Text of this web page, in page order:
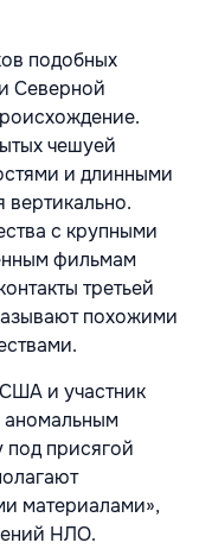
подобных
Северной
чешуей
и длинными
вертикально.
с крупными
фильмам
третьей
похожими
и участник
аномальным
присягой
материалами»,
НЛО.